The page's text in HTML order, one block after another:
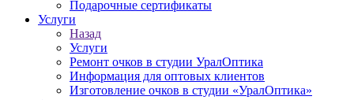
Подарочные сертификаты
Услуги
Назад
Услуги
Ремонт очков в студии УралОптика
Информация для оптовых клиентов
Изготовление очков в студии «УралОптика»